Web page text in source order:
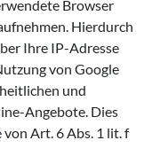
Browser
Hierdurch
Ihre IP-Adresse
von Google
und
Angebote. Dies
Art. 6 Abs. 1 lit. f